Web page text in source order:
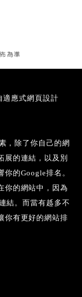
為準
適應式網頁設計
，除了你自己的網
展的連結，以及別
你的Google排名。
你的網站中，因為
結。而當有趆多不
你有更好的網站排